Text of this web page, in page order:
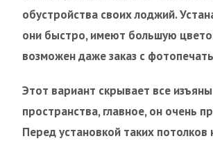
обустройства своих лоджий.
они быстро, имеют большую
возможен даже заказ с
Этот вариант скрывает все
пространства, главное, он очень
Перед установкой таких потолков